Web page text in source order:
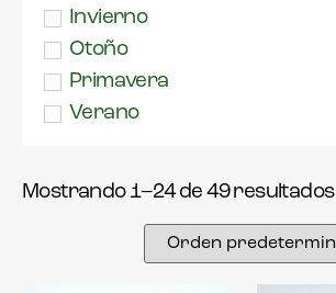
Para todo
Sandalias
Zapato niño
Zapatos de
ceremonia para
niñas y niños
41
43
Invierno
Otoño
Primavera
Verano
Mostrando 1–24 de 49 resultados